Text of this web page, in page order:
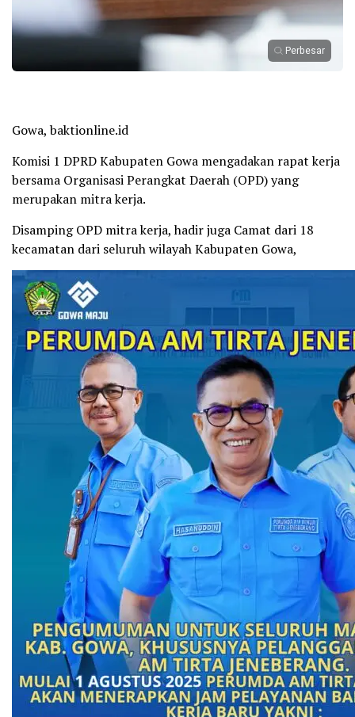
Perbesar
Gowa, baktionline.id
Komisi 1 DPRD Kabupaten Gowa mengadakan rapat kerja
bersama Organisasi Perangkat Daerah (OPD) yang
merupakan mitra kerja.
Disamping OPD mitra kerja, hadir juga Camat dari 18
kecamatan dari seluruh wilayah Kabupaten Gowa,